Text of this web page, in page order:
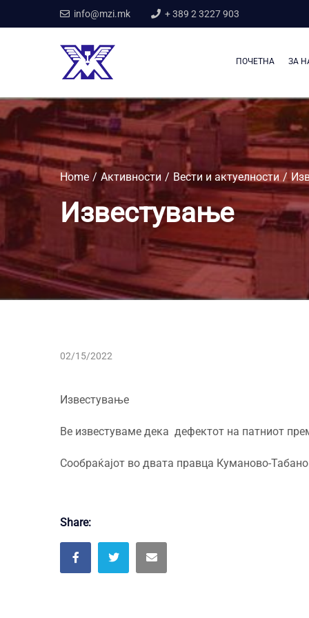
info@mzi.mk + 389 2 3227 903
ПОЧЕТНА ЗА
Home Активности Вести и актуелности
Известување
02/15/2022
Известување
Ве известуваме дека дефектот на патниот
Сообраќајот во двата правца Куманово-
Share: